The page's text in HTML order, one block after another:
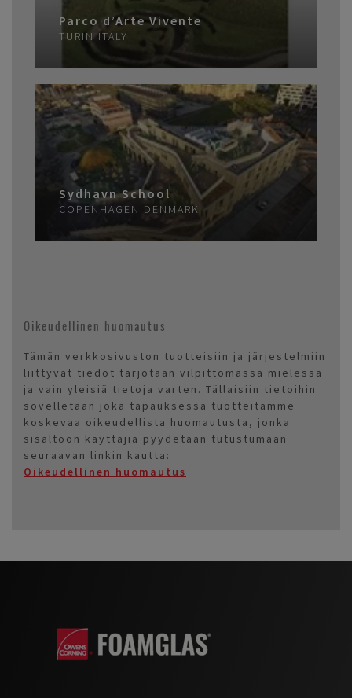
Parco d’Arte Vivente
TURIN ITALY
Sydhavn School
COPENHAGEN DENMARK
Oikeudellinen huomautus
Tämän verkkosivuston tuotteisiin ja järjestelmiin
liittyvät tiedot tarjotaan vilpittömässä mielessä
ja vain yleisiä tietoja varten. Tällaisiin tietoihin
sovelletaan joka tapauksessa tuotteitamme
koskevaa oikeudellista huomautusta, jonka
sisältöön käyttäjiä pyydetään tutustumaan
seuraavan linkin kautta:
Oikeudellinen huomautus